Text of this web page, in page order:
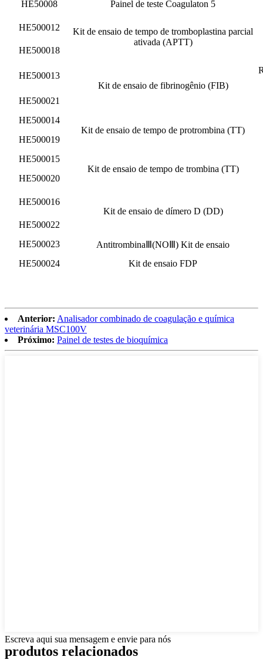
HE50008 Painel de teste Coagulaton 5
HE500012
Kit de ensaio de tempo de tromboplastina parcial
ativada (APTT)
HE500018
HE500013
Kit de ensaio de fibrinogênio (FIB)
HE500021
HE500014
Kit de ensaio de tempo de protrombina (TT)
HE500019
HE500015
Kit de ensaio de tempo de trombina (TT)
HE500020
HE500016
Kit de ensaio de dímero D (DD)
HE500022
HE500023
Antitrombina (NO
) Kit de ensaio
HE500024
Kit de ensaio FDP
Anterior: Analisador combinado de coagulação e química
veterinária MSC100V
Próximo: Painel de testes de bioquímica
Escreva aqui sua mensagem e envie para nós
produtos relacionados